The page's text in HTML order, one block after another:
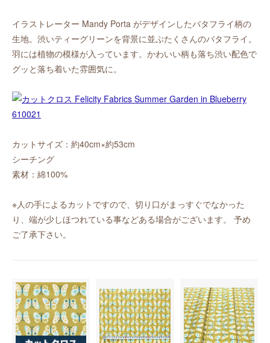
イラストレーター Mandy Porta がデザインしたバタフライ柄の
生地。渋いティーグリーンを背景に並ぶたくさんのバタフライ。
羽には植物の模様が入っています。かわいい柄も落ち渋い配色で
グッと落ち着いた雰囲気に。
カットサイズ：約40cm×約53cm
シーチング
素材：綿100%
※人の手によるカットですので、切り口がまっすぐでなかった
り、端が少しほつれている事などある場合がございます。 予め
ご了承下さい。